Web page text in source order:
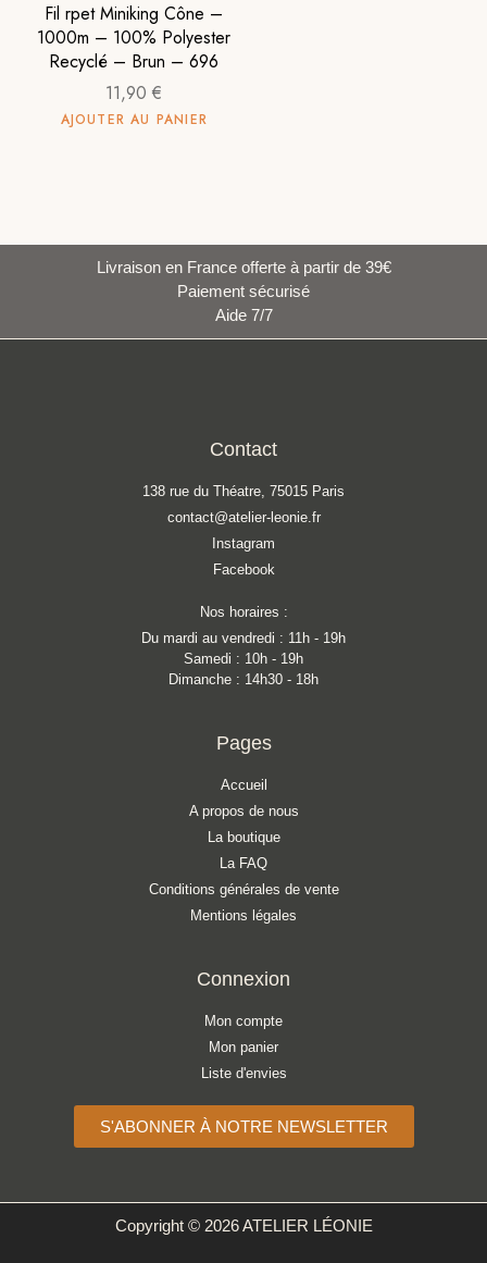
Fil rpet Miniking Cône –
1000m – 100% Polyester
Recyclé – Brun – 696
11,90€
AJOUTER AU PANIER
Livraison en France offerte à partir de 39€
Paiement sécurisé
Aide 7/7
Contact
138 rue du Théatre, 75015 Paris
contact@atelier-leonie.fr
Instagram
Facebook
Nos horaires :
Du mardi au vendredi : 11h - 19h
Samedi : 10h - 19h
Dimanche : 14h30 - 18h
Pages
Accueil
A propos de nous
La boutique
La FAQ
Conditions générales de vente
Mentions légales
Connexion
Mon compte
Mon panier
Liste d'envies
S'ABONNER À NOTRE NEWSLETTER
Copyright © 2026 ATELIER LÉONIE